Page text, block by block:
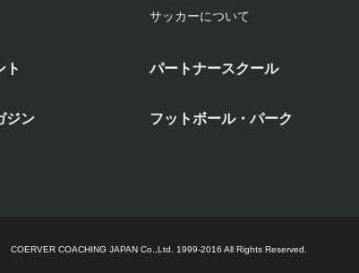
サッカーについて
ト パートナースクール
ジン フットボール・パーク
COERVER COACHING JAPAN Co.,Ltd. 1999-2016 All Rights Reserved.